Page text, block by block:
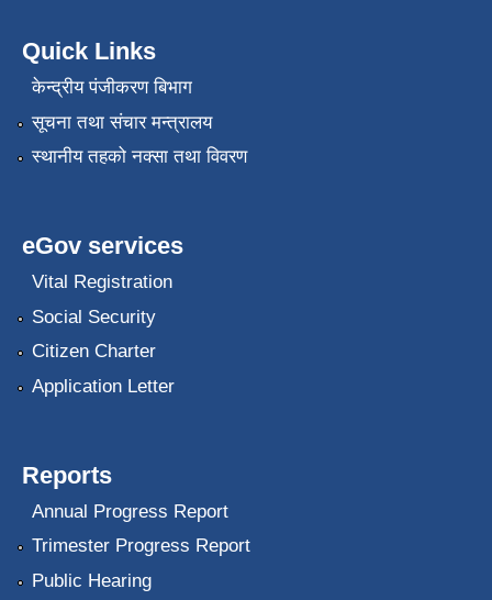
Quick Links
केन्द्रीय पंजीकरण बिभाग
सूचना तथा संचार मन्त्रालय
स्थानीय तहको नक्सा तथा विवरण
eGov services
Vital Registration
Social Security
Citizen Charter
Application Letter
Reports
Annual Progress Report
Trimester Progress Report
Public Hearing